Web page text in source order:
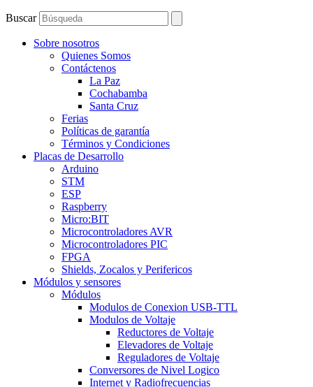
Buscar
Sobre nosotros
Quienes Somos
Contáctenos
La Paz
Cochabamba
Santa Cruz
Ferias
Políticas de garantía
Términos y Condiciones
Placas de Desarrollo
Arduino
STM
ESP
Raspberry
Micro:BIT
Microcontroladores AVR
Microcontroladores PIC
FPGA
Shields, Zocalos y Perifericos
Módulos y sensores
Módulos
Modulos de Conexion USB-TTL
Modulos de Voltaje
Reductores de Voltaje
Elevadores de Voltaje
Reguladores de Voltaje
Conversores de Nivel Logico
Internet y Radiofrecuencias